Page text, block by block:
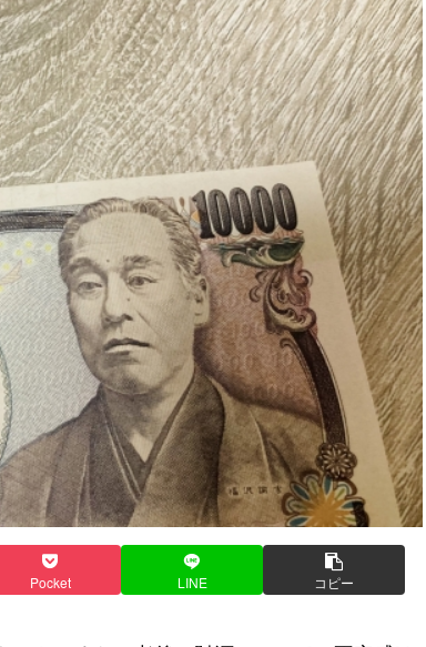
Pocket LINE コピー